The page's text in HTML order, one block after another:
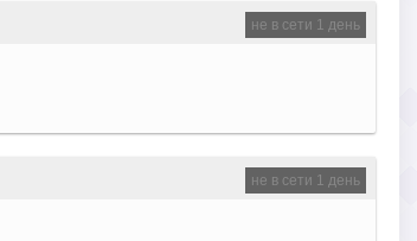
не в сети 1 день
не в сети 1 день